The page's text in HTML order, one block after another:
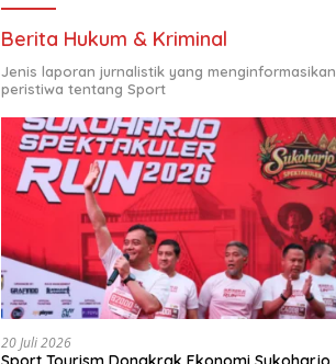
Berita Hukum & Kriminal
Jenis laporan jurnalistik yang menginformasikan
peristiwa tentang Sport
20 Juli 2026